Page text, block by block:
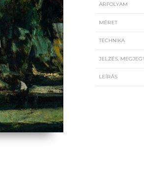
ÁRFOLYAM
MÉRET
TECHNIKA
JELZÉS,
LEÍRÁS